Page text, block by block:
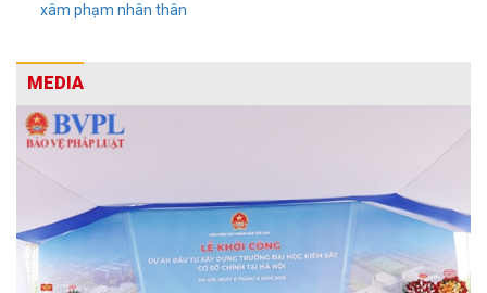
xâm phạm nhân thân
MEDIA